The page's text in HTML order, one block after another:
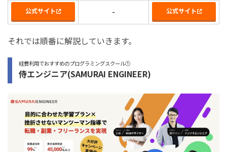
公式サイト - 公式サイト
それでは順番に解説していきます。
経費利用でおすすめのプログラミングスクール①
侍エンジニア(SAMURAI ENGINEER)